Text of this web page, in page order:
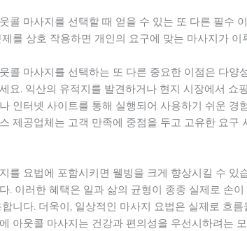
콜 마사지를 선택할 때 얻을 수 있는 또 다른 필수
를 상호 작용하면 개인의 요구에 맞는 마사지가 이
콜 마사지를 선택하는 또 다른 중요한 이점은 다
요. 익산의 유적지를 발견하거나 현지 시장에서
인터넷 사이트를 통해 실행되어 사용하기 쉬운
제공업체는 고객 만족에 중점을 두고 고유한 요
를 요법에 포함시키면 웰빙을 크게 향상시킬 수
. 이러한 혜택은 일과 삶의 균형이 종종 실제로 손
니다. 더욱이, 일상적인 마사지 요법은 실제로 흐
아웃콜 마사지는 건강과 편의성을 우선시하려는